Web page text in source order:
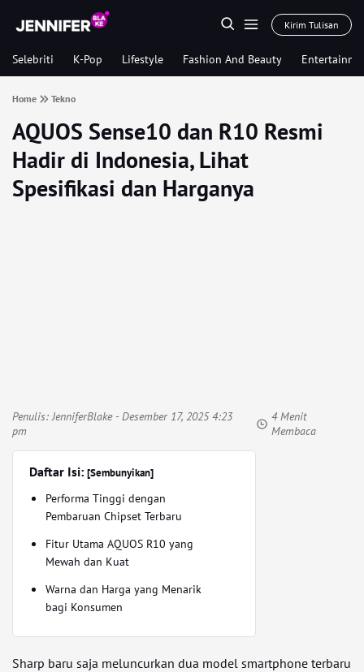
Kirim Tulisan
Selebriti K-Pop Lifestyle Fashion And Beauty
Home Tekno
AQUOS Sense10 dan R10 Resmi
Hadir di Indonesia, Lihat
Spesifikasi dan Harganya
Penulis:JenniferBlake- Desember 17, 2025 4:23
pm
4 Menit
Membaca
Daftar Isi: [Sembunyikan]
Performa Tinggi dengan
Pembaruan Chipset Terbaru
Fitur Utama AQUOS R10 yang
Mewah dan Kuat
Warna dan Harga yang Menarik
bagi Konsumen
Sharp baru saja meluncurkan dua model smartphone terbaru